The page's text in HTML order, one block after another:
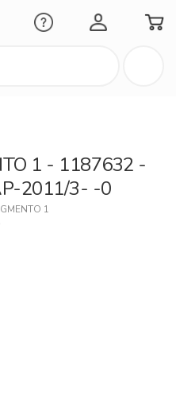
Minha Conta
1 - 1187632 -
2011/3- -0
1